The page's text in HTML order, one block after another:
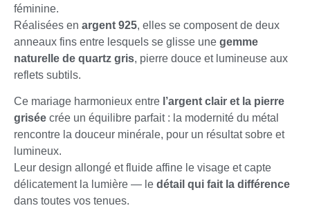
féminine.
Réalisées en argent 925, elles se composent de deux
anneaux fins entre lesquels se glisse une gemme
naturelle de quartz gris, pierre douce et lumineuse aux
reflets subtils.
Ce mariage harmonieux entre l’argent clair et la pierre
grisée crée un équilibre parfait : la modernité du métal
rencontre la douceur minérale, pour un résultat sobre et
lumineux.
Leur design allongé et fluide affine le visage et capte
délicatement la lumière — le détail qui fait la différence
dans toutes vos tenues.